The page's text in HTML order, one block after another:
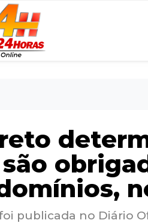
publicada no Diário